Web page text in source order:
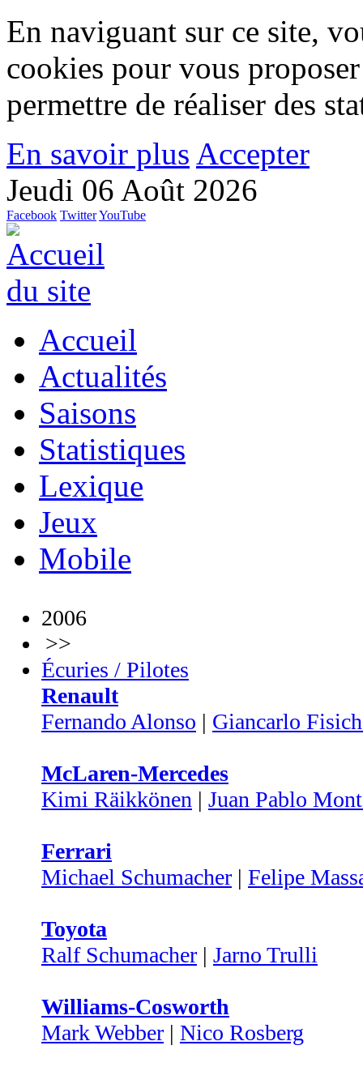
En naviguant sur ce site,
cookies pour vous
permettre de réaliser des
En savoir plus Accepter
Jeudi 06 Août 2026
Facebook TwitterYouTube
Accueil
Actualités
Saisons
Statistiques
Lexique
Jeux
Mobile
2006
>>
Écuries / Pilotes
Renault
Fernando Alonso | Giancarlo
McLaren-Mercedes
Kimi Räikkönen | Juan Pablo
Ferrari
Michael Schumacher | Felipe
Toyota
Ralf Schumacher | Jarno Trulli
Williams-Cosworth
Mark Webber | Nico Rosberg